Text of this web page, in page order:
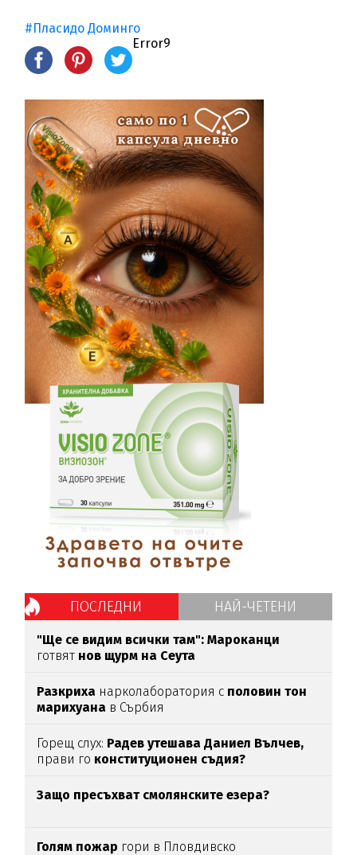
#Пласидо Доминго
Error9
ПОСЛЕДНИ НАЙ-ЧЕТЕНИ
"Ще се видим всички там": Мароканци
готвят нов щурм на Сеута
Разкриха нарколаборатория с половин тон
марихуана в Сърбия
Горещ слух: Радев утешава Даниел Вълчев,
прави го конституционен съдия?
Защо пресъхват смолянските езера?
Голям пожар гори в Пловдивско